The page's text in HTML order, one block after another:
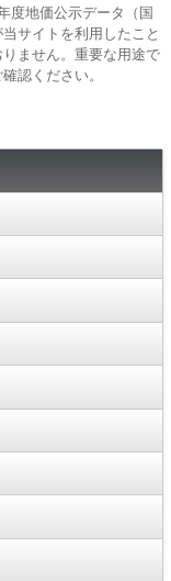
度地価公示データ（国
サイトを利用したこと
ません。重要な用途で
認ください。